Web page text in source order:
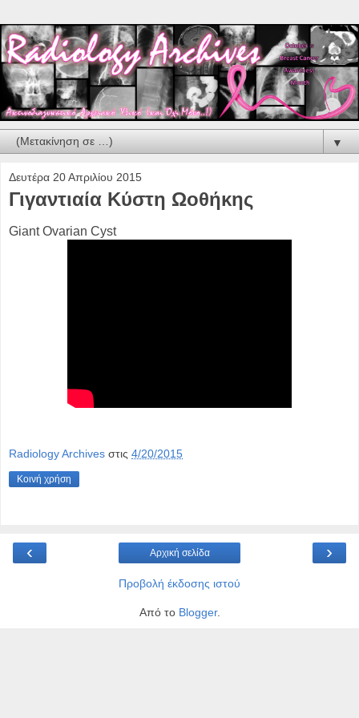
▼
Δευτέρα 20 Απριλίου 2015
Γιγαντιαία Κύστη Ωοθήκης
Giant Ovarian Cyst
Radiology Archives στις 4/20/2015
Κοινή χρήση
‹ ›
Αρχική σελίδα
Προβολή έκδοσης ιστού
Από το Blogger.